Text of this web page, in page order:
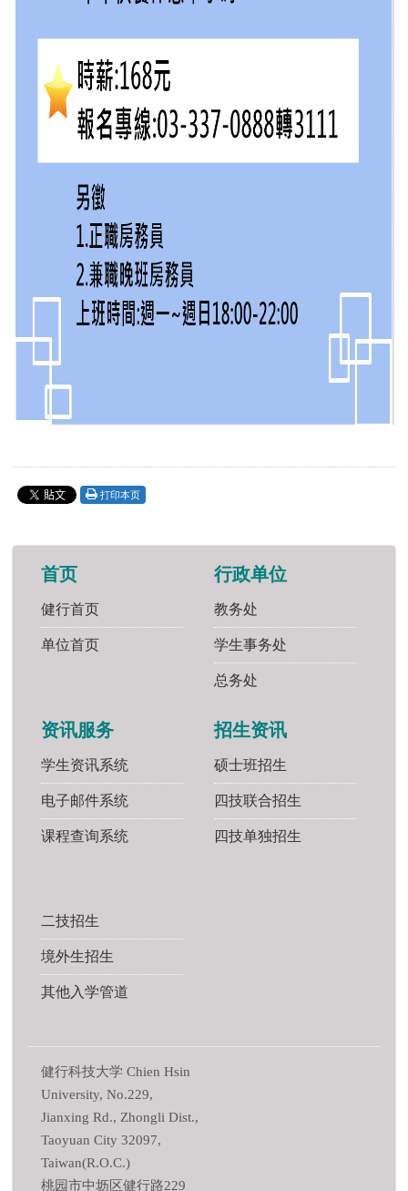
打印本页
首页
健行首页
单位首页
行政单位
教务处
学生事务处
总务处
资讯服务
学生资讯系统
电子邮件系统
课程查询系统
招生资讯
硕士班招生
四技联合招生
四技单独招生
二技招生
境外生招生
其他入学管道
健行科技大学 Chien Hsin
University, No.229,
Jianxing Rd., Zhongli Dist.,
Taoyuan City 32097,
Taiwan(R.O.C.)
桃园市中坜区健行路229